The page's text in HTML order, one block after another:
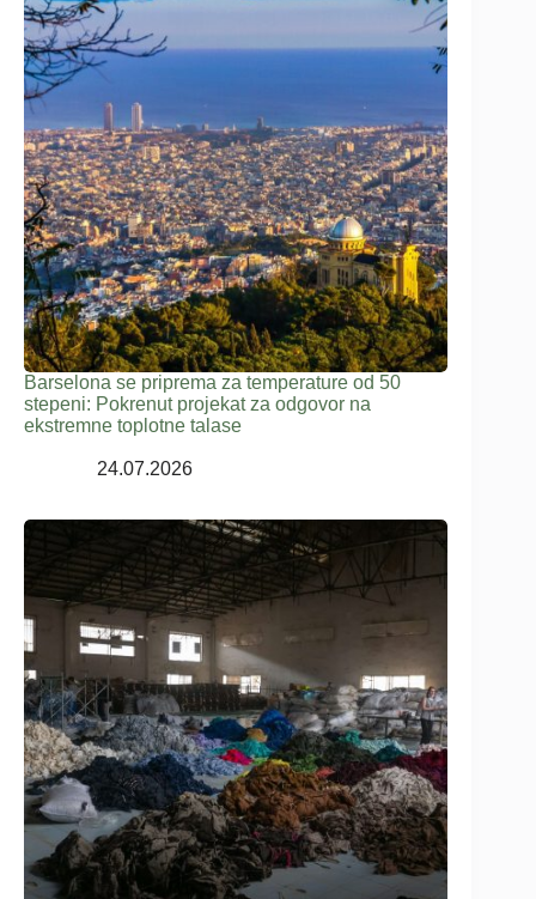
Barselona se priprema za temperature od 50
stepeni: Pokrenut projekat za odgovor na
ekstremne toplotne talase
24.07.2026